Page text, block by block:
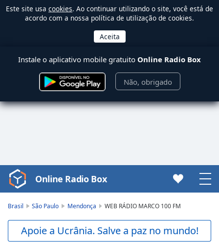
Este site usa cookies. Ao continuar utilizando o site, você está de
acordo com a nossa política de utilização de cookies.
Instale o aplicativo mobile gratuito Online Radio Box
Não, obrigado
Video
Player
Online Radio Box
Brasil São Paulo Mendonça WEB RÁDIO MARCO 100 FM
Apoie a Ucrânia. Salve a paz no mundo!